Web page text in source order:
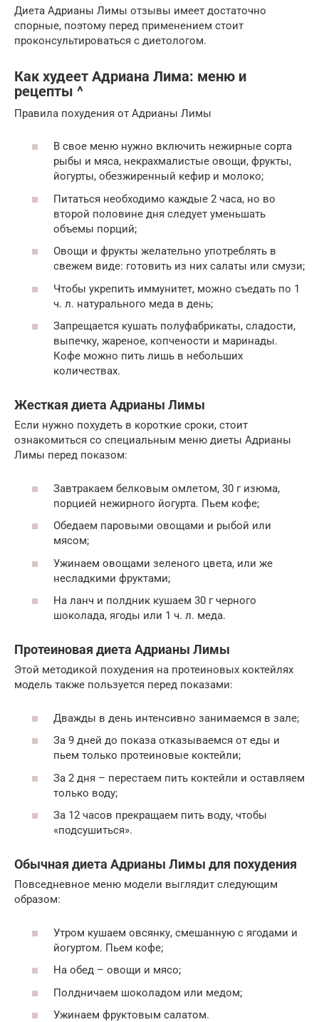
Диета Адрианы Лимы отзывы имеет достаточно
спорные, поэтому перед применением стоит
проконсультироваться с диетологом.
Как худеет Адриана Лима: меню и
рецепты ^
Правила похудения от Адрианы Лимы
В свое меню нужно включить нежирные сорта
рыбы и мяса, некрахмалистые овощи, фрукты,
йогурты, обезжиренный кефир и молоко;
Питаться необходимо каждые 2 часа, но во
второй половине дня следует уменьшать
объемы порций;
Овощи и фрукты желательно употреблять в
свежем виде: готовить из них салаты или смузи;
Чтобы укрепить иммунитет, можно съедать по 1
ч. л. натурального меда в день;
Запрещается кушать полуфабрикаты, сладости,
выпечку, жареное, копчености и маринады.
Кофе можно пить лишь в небольших
количествах.
Жесткая диета Адрианы Лимы
Если нужно похудеть в короткие сроки, стоит
ознакомиться со специальным меню диеты Адрианы
Лимы перед показом:
Завтракаем белковым омлетом, 30 г изюма,
порцией нежирного йогурта. Пьем кофе;
Обедаем паровыми овощами и рыбой или
мясом;
Ужинаем овощами зеленого цвета, или же
несладкими фруктами;
На ланч и полдник кушаем 30 г черного
шоколада, ягоды или 1 ч. л. меда.
Протеиновая диета Адрианы Лимы
Этой методикой похудения на протеиновых коктейлях
модель также пользуется перед показами:
Дважды в день интенсивно занимаемся в зале;
За 9 дней до показа отказываемся от еды и
пьем только протеиновые коктейли;
За 2 дня – перестаем пить коктейли и оставляем
только воду;
За 12 часов прекращаем пить воду, чтобы
«подсушиться».
Обычная диета Адрианы Лимы для похудения
Повседневное меню модели выглядит следующим
образом:
Утром кушаем овсянку, смешанную с ягодами и
йогуртом. Пьем кофе;
На обед – овощи и мясо;
Полдничаем шоколадом или медом;
Ужинаем фруктовым салатом.